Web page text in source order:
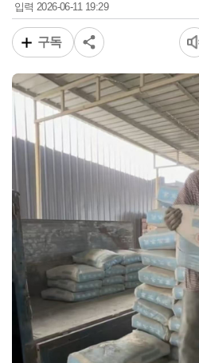
입력2026-06-11 19:29
구독